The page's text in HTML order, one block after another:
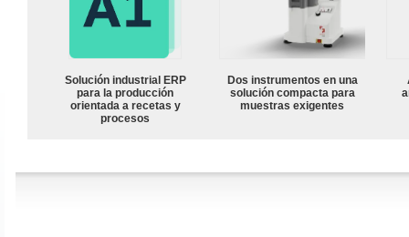
Solución industrial ERP
para la producción
orientada a recetas y
procesos
Dos instrumentos en una
solución compacta para
muestras exigentes